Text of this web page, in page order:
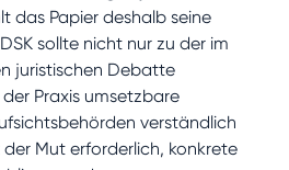
das Papier deshalb seine
sollte nicht nur zu der im
juristischen Debatte
Praxis umsetzbare
verständlich
Mut erforderlich, konkrete